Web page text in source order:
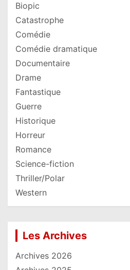
Biopic
Catastrophe
Comédie
Comédie dramatique
Documentaire
Drame
Fantastique
Guerre
Historique
Horreur
Romance
Science-fiction
Thriller/Polar
Western
Les Archives
Archives 2026